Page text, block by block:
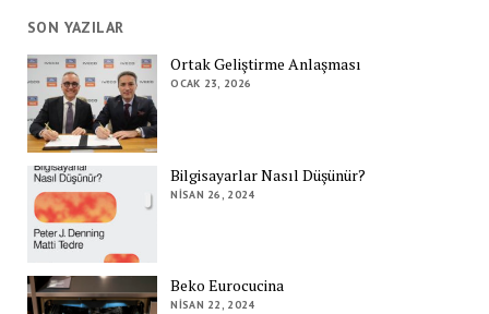
SON YAZILAR
Ortak Geliştirme Anlaşması
OCAK 23, 2026
Bilgisayarlar Nasıl Düşünür?
NISAN 26, 2024
Beko Eurocucina
NISAN 22, 2024